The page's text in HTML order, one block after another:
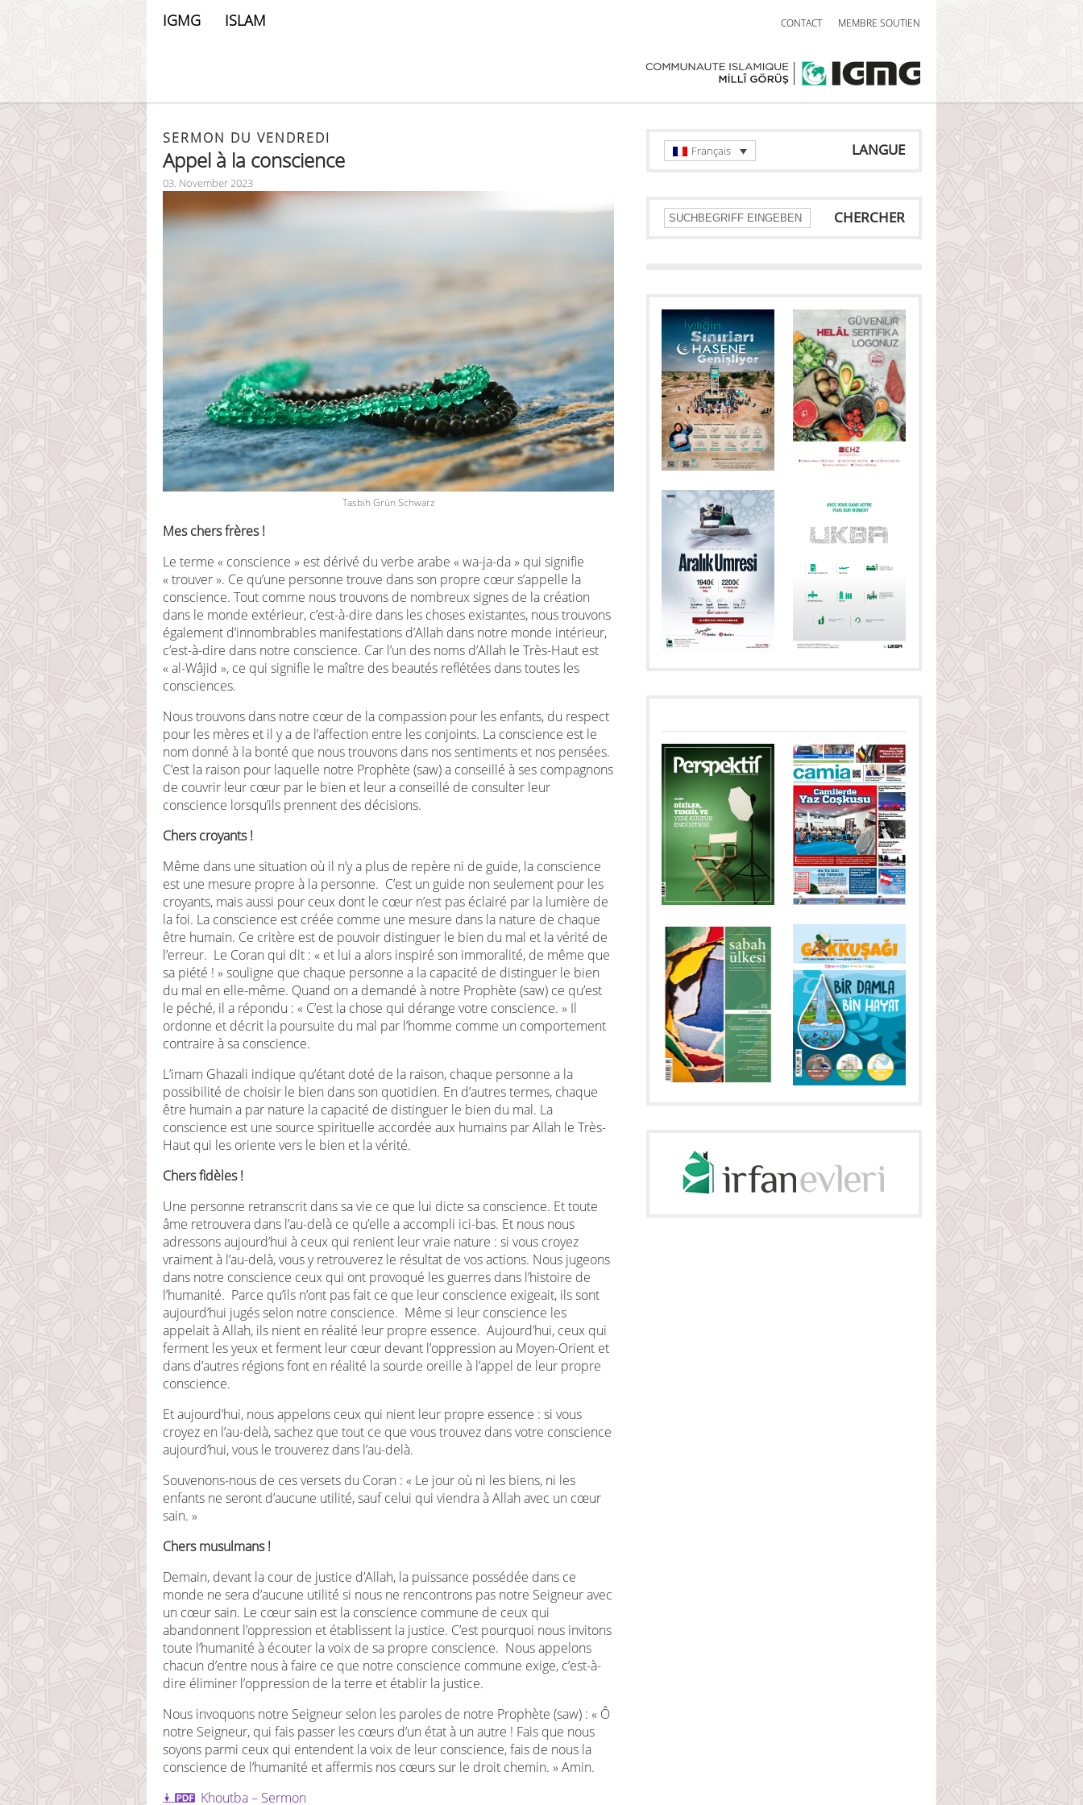
IGMG ISLAM CONTACT MEMBRE SOUTIEN
SERMON DU VENDREDI
Appel à la conscience
03. November 2023
Tasbih Grün Schwarz
Mes chers frères !
Le terme « conscience » est dérivé du verbe arabe « wa-ja-da » qui signifie
« trouver ». Ce qu’une personne trouve dans son propre cœur s’appelle la
conscience. Tout comme nous trouvons de nombreux signes de la création
dans le monde extérieur, c’est-à-dire dans les choses existantes, nous trouvons
également d’innombrables manifestations d’Allah dans notre monde intérieur,
c’est-à-dire dans notre conscience. Car l’un des noms d’Allah le Très-Haut est
« al-Wâjid », ce qui signifie le maître des beautés reflétées dans toutes les
consciences.
Nous trouvons dans notre cœur de la compassion pour les enfants, du respect
pour les mères et il y a de l’affection entre les conjoints. La conscience est le
nom donné à la bonté que nous trouvons dans nos sentiments et nos pensées.
C’est la raison pour laquelle notre Prophète (saw) a conseillé à ses compagnons
de couvrir leur cœur par le bien et leur a conseillé de consulter leur
conscience lorsqu’ils prennent des décisions.
Chers croyants !
Même dans une situation où il n’y a plus de repère ni de guide, la conscience
est une mesure propre à la personne. C’est un guide non seulement pour les
croyants, mais aussi pour ceux dont le cœur n’est pas éclairé par la lumière de
la foi. La conscience est créée comme une mesure dans la nature de chaque
être humain. Ce critère est de pouvoir distinguer le bien du mal et la vérité de
l’erreur. Le Coran qui dit : « et lui a alors inspiré son immoralité, de même que
sa piété ! » souligne que chaque personne a la capacité de distinguer le bien
du mal en elle-même. Quand on a demandé à notre Prophète (saw) ce qu’est
le péché, il a répondu : « C’est la chose qui dérange votre conscience. » Il
ordonne et décrit la poursuite du mal par l’homme comme un comportement
contraire à sa conscience.
L’imam Ghazali indique qu’étant doté de la raison, chaque personne a la
possibilité de choisir le bien dans son quotidien. En d’autres termes, chaque
être humain a par nature la capacité de distinguer le bien du mal. La
conscience est une source spirituelle accordée aux humains par Allah le Très-
Haut qui les oriente vers le bien et la vérité.
Chers fidèles !
Une personne retranscrit dans sa vie ce que lui dicte sa conscience. Et toute
âme retrouvera dans l’au-delà ce qu’elle a accompli ici-bas. Et nous nous
adressons aujourd’hui à ceux qui renient leur vraie nature : si vous croyez
vraiment à l’au-delà, vous y retrouverez le résultat de vos actions. Nous jugeons
dans notre conscience ceux qui ont provoqué les guerres dans l’histoire de
l’humanité. Parce qu’ils n’ont pas fait ce que leur conscience exigeait, ils sont
aujourd’hui jugés selon notre conscience. Même si leur conscience les
appelait à Allah, ils nient en réalité leur propre essence. Aujourd’hui, ceux qui
ferment les yeux et ferment leur cœur devant l’oppression au Moyen-Orient et
dans d’autres régions font en réalité la sourde oreille à l’appel de leur propre
conscience.
Et aujourd’hui, nous appelons ceux qui nient leur propre essence : si vous
croyez en l’au-delà, sachez que tout ce que vous trouvez dans votre conscience
aujourd’hui, vous le trouverez dans l’au-delà.
Souvenons-nous de ces versets du Coran : « Le jour où ni les biens, ni les
enfants ne seront d’aucune utilité, sauf celui qui viendra à Allah avec un cœur
sain. »
Chers musulmans !
Demain, devant la cour de justice d’Allah, la puissance possédée dans ce
monde ne sera d’aucune utilité si nous ne rencontrons pas notre Seigneur avec
un cœur sain. Le cœur sain est la conscience commune de ceux qui
abandonnent l’oppression et établissent la justice. C’est pourquoi nous invitons
toute l’humanité à écouter la voix de sa propre conscience. Nous appelons
chacun d’entre nous à faire ce que notre conscience commune exige, c’est-à-
dire éliminer l’oppression de la terre et établir la justice.
Nous invoquons notre Seigneur selon les paroles de notre Prophète (saw) : « Ô
notre Seigneur, qui fais passer les cœurs d’un état à un autre ! Fais que nous
soyons parmi ceux qui entendent la voix de leur conscience, fais de nous la
conscience de l’humanité et affermis nos cœurs sur le droit chemin. » Amin.
Khoutba – Sermon
LANGUE
Français
CHERCHER